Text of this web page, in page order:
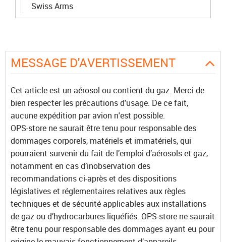
Swiss Arms
MESSAGE D'AVERTISSEMENT
Cet article est un aérosol ou contient du gaz. Merci de
bien respecter les précautions d'usage. De ce fait,
aucune expédition par avion n'est possible.
OPS-store ne saurait être tenu pour responsable des
dommages corporels, matériels et immatériels, qui
pourraient survenir du fait de l’emploi d’aérosols et gaz,
notamment en cas d’inobservation des
recommandations ci-après et des dispositions
législatives et réglementaires relatives aux règles
techniques et de sécurité applicables aux installations
de gaz ou d’hydrocarbures liquéfiés. OPS-store ne saurait
être tenu pour responsable des dommages ayant eu pour